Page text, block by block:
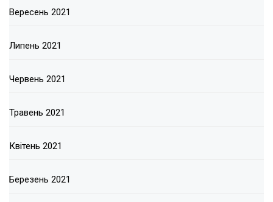
Вересень 2021
Липень 2021
Червень 2021
Травень 2021
Квітень 2021
Березень 2021